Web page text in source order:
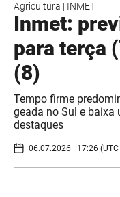
Agricultura | INMET
Inmet:
para terça
(8)
Tempo firme
geada no Sul e
destaques
06.07.2026 | 17:26 (UTC